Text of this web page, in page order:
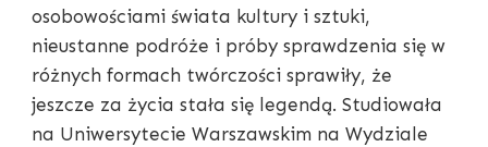
osobowościami świata kultury i sztuki,
nieustanne podróże i próby sprawdzenia się w
różnych formach twórczości sprawiły, że
jeszcze za życia stała się legendą. Studiowała
na Uniwersytecie Warszawskim na Wydziale